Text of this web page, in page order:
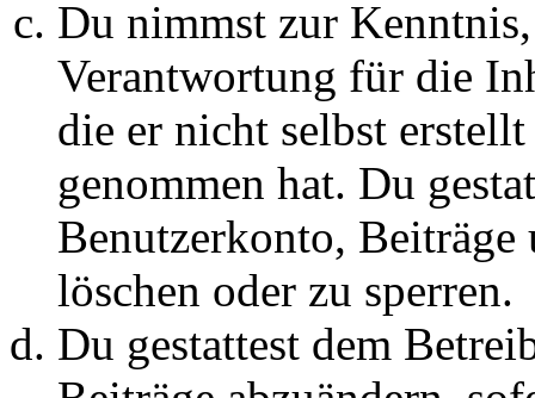
Du nimmst zur
Verantwortung für die
die er nicht selbst
genommen hat. Du
Benutzerkonto,
löschen oder zu sperren.
Du gestattest dem